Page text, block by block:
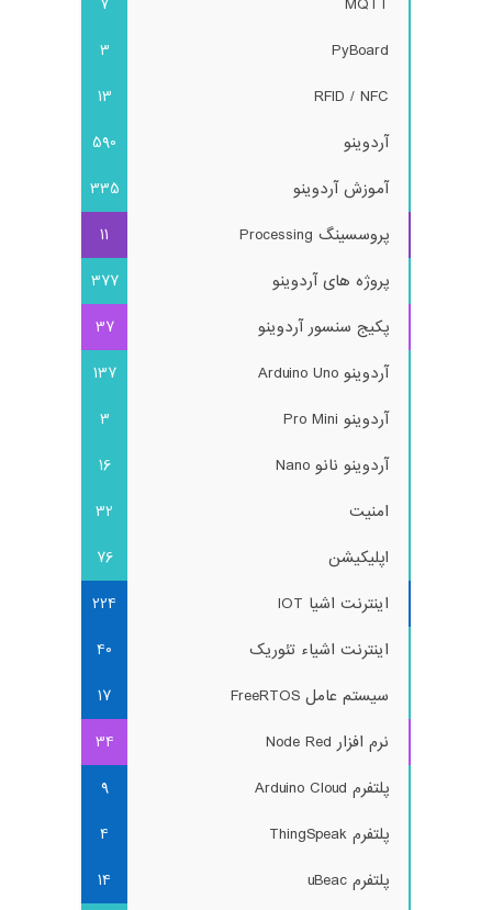
PyBoard
3
RFID / NFC
13
آردوینو
590
آموزش آردوینو
335
پروسسینگ Processing
11
پروژه های آردوینو
377
پکیج سنسور آردوینو
37
آردوینو Arduino Uno
137
آردوینو Pro Mini
3
آردوینو نانو Nano
16
امنیت
32
اپلیکیشن
76
اینترنت اشیا IOT
224
اینترنت اشیاء تئوریک
40
سیستم عامل FreeRTOS
17
نرم افزار Node Red
34
پلتفرم Arduino Cloud
9
پلتفرم ThingSpeak
4
پلتفرم uBeac
14